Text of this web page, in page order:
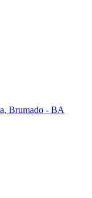
Brumado - BA